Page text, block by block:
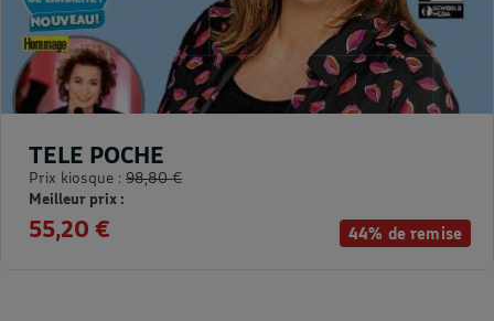
44% de remise
TELE POCHE
Prix kiosque : 98,80 €
Meilleur prix :
55,20 €